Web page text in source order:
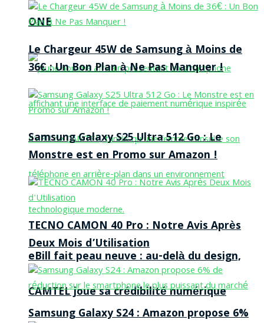
ONE
eBill fait peau neuve : au-delà du design,
CAMTEL joue sa crédibilité numérique
Le Chargeur 45W de Samsung à Moins de
36€ : Un Bon Plan à Ne Pas Manquer !
Samsung Galaxy S25 Ultra 512 Go : Le
Monstre est en Promo sur Amazon !
TECNO CAMON 40 Pro : Notre Avis Après
Deux Mois d’Utilisation
Samsung Galaxy S24 : Amazon propose 6%